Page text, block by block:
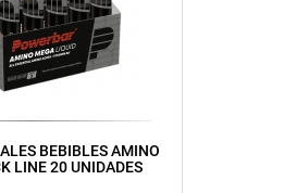
BEBIBLES AMINO
LINE 20 UNIDADES